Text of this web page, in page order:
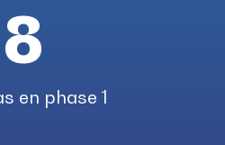
8
en phase 1